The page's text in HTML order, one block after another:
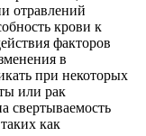
отравлений
крови к
факторов
в
при некоторых
или рак
свертываемость
как